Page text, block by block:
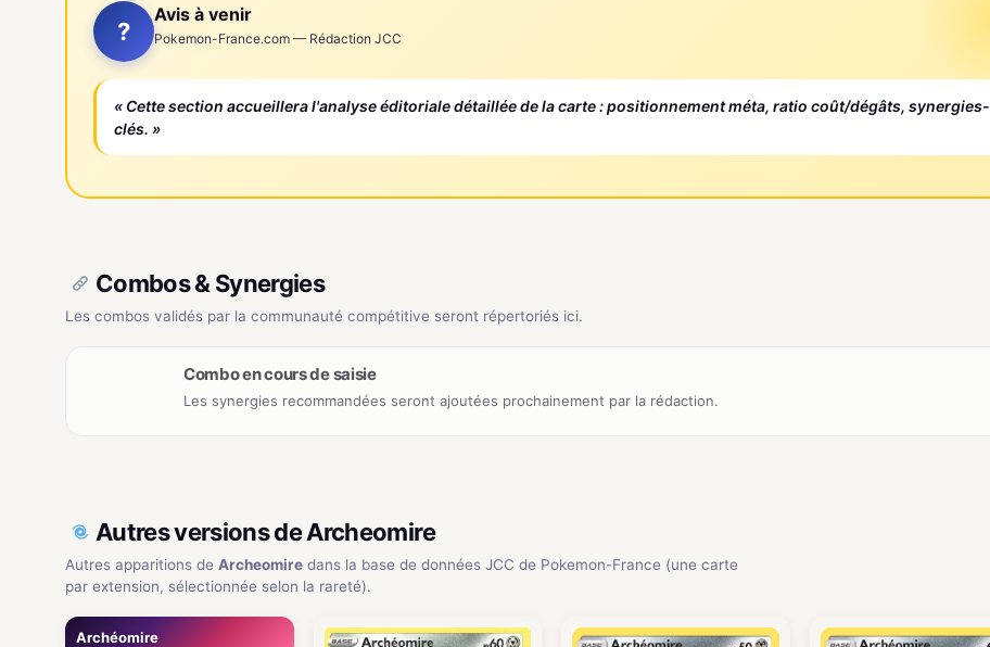
?
Avis à venir
Pokemon-France.com — Rédaction JCC
« Cette section accueillera l'analyse éditoriale détaillée de la carte : positionnement méta, ratio coût/dégâts, synergies-
clés. »
Combos & Synergies
Les combos validés par la communauté compétitive seront répertoriés ici.
Combo en cours de saisie
Les synergies recommandées seront ajoutées prochainement par la rédaction.
Autres versions de Archeomire
Autres apparitions de Archeomire dans la base de données JCC de Pokemon-France (une carte
par extension, sélectionnée selon la rareté).
Archéomire